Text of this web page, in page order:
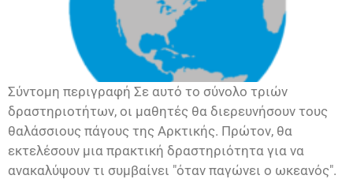
Σύντομη περιγραφή Σε αυτό το σύνολο τριών
δραστηριοτήτων, οι μαθητές θα διερευνήσουν τους
θαλάσσιους πάγους της Αρκτικής. Πρώτον, θα
εκτελέσουν μια πρακτική δραστηριότητα για να
ανακαλύψουν τι συμβαίνει "όταν παγώνει ο ωκεανός".